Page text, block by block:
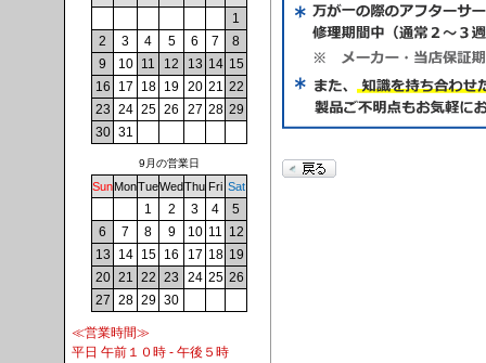
1
2
3 4 5 6 7
8
9
10 11 12 13 14 15
16
17 18 19 20 21 22
23 24 25 26 27 28 29
30 31
9月の営業日
SunMonTueWedThu Fri Sat
1 2 3 4
5
6
7 8 9 10 11 12
13
14 15 16 17 18 19
20 21 22 23 24 25 26
27 28 29 30
≪営業時間≫
平日 午前１０時 - 午後５時